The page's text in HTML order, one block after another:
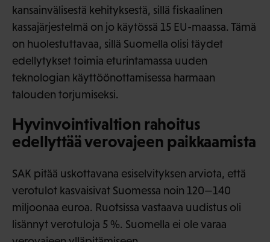
kansainvälisestä kehityksestä, sillä fiskaalinen
kassajärjestelmä on jo käytössä 15 EU-maassa. Tämä
on huolestuttavaa, sillä Suomella olisi täydet
edellytykset toimia eturintamassa uuden
teknologian käyttöönottamisessa harmaan
talouden torjumiseksi.
Hyvinvointivaltion rahoitus
edellyttää verovajeen paikkaamista
SAK pitää uskottavana esiselvityksen arviota, että
verotulot kasvaisivat Suomessa noin 120—140
miljoonaa euroa. Ruotsissa vastaava uudistus oli
lisännyt verotuloja 5 %. Suomella ei ole varaa